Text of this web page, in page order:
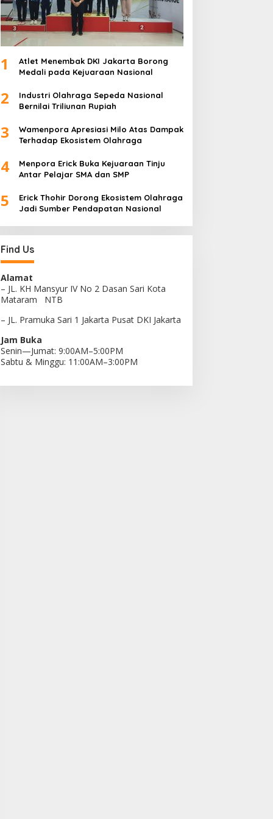
1
Atlet Menembak DKI Jakarta Borong
Medali pada Kejuaraan Nasional
2
Industri Olahraga Sepeda Nasional
Bernilai Triliunan Rupiah
3
Wamenpora Apresiasi Milo Atas Dampak
Terhadap Ekosistem Olahraga
4
Menpora Erick Buka Kejuaraan Tinju
Antar Pelajar SMA dan SMP
5
Erick Thohir Dorong Ekosistem Olahraga
Jadi Sumber Pendapatan Nasional
Find Us
Alamat
– JL. KH Mansyur IV No 2 Dasan Sari Kota
Mataram NTB
– JL. Pramuka Sari 1 Jakarta Pusat DKI Jakarta
Jam Buka
Senin—Jumat: 9:00AM–5:00PM
Sabtu & Minggu: 11:00AM–3:00PM